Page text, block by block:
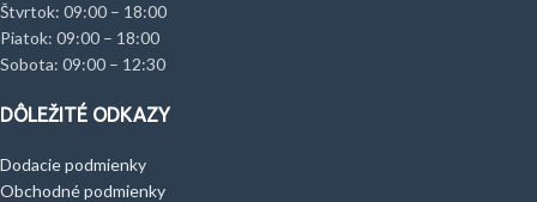
Štvrtok: 09:00 – 18:00
Piatok: 09:00 – 18:00
Sobota: 09:00 – 12:30
DÔLEŽITÉ ODKAZY
Dodacie podmienky
Obchodné podmienky